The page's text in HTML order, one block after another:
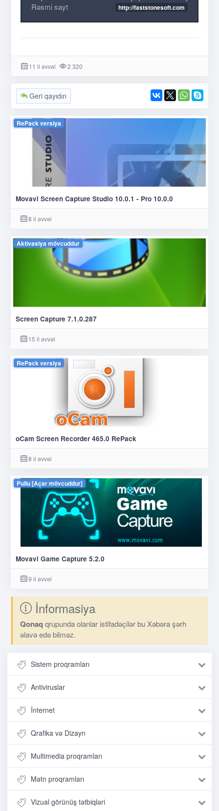
Rəsmi sayt
http://faststonesoft.com
11 il əvvəl 2 320
Geri qayıdın
RePack versiya
Movavi Screen Capture Studio 10.0.1 - Pro 10.0.0
8 il əvvəl
Aktivasiya mövcuddur
Screen Capture 7.1.0.287
15 il əvvəl
RePack versiya
oCam Screen Recorder 465.0 RePack
8 il əvvəl
Pullu [Açar mövcuddur]
Movavi Game Capture 5.2.0
9 il əvvəl
İnformasiya
Qonaq qrupunda olanlar istifadəçilər bu Xəbəra şərh
əlavə edə bilməz.
Sistem proqramları
Antiviruslar
İnternet
Qrafika və Dizayn
Multimedia proqramları
Mətn proqramları
Vizual görünüş tətbiqləri